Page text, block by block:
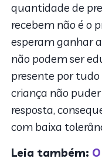
quantidade de
recebem não é o
esperam ganhar
não podem ser
presente por tudo
criança não
resposta,
com baixa
Leia também: